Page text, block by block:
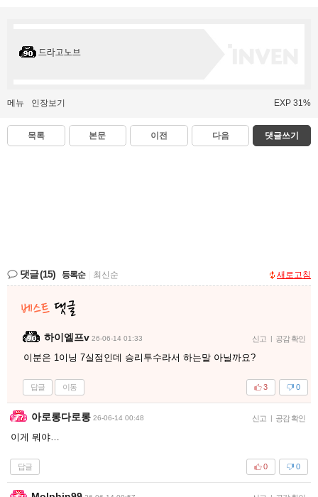
드라고노브
메뉴 인장보기 EXP 31%
목록 본문 이전 다음 댓글쓰기
댓글(15) 등록순 최신순 새로고침
하이엘프v 26-06-14 01:33 신고 | 공감 확인
이분은 1이닝 7실점인데 승리투수라서 하는말 아닐까요?
답글 이동 0
3
아로롱다로롱 26-06-14 00:48 신고 | 공감 확인
이게 뭐야…
답글 0
0